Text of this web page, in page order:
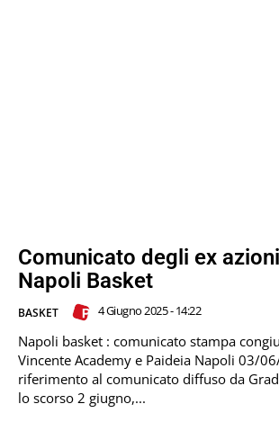
Comunicato degli ex
Napoli Basket
BASKET 4 Giugno 2025 - 14:22
Napoli basket : comunicato stampa
Vincente Academy e Paideia Napoli 03/06/2025 Con
riferimento al comunicato diffuso da
lo scorso 2 giugno,...